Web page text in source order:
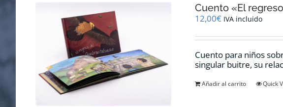
Cuento «El
12,00€ IVA incluido
Cuento para niños
singular buitre, su
Añadir al carrito Quick